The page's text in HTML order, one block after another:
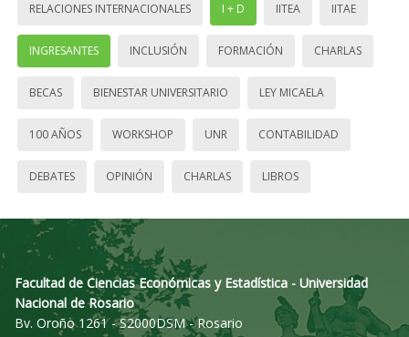
RELACIONES INTERNACIONALES I + D IITEA IITAE
INGRESANTES INCLUSIÓN FORMACIÓN CHARLAS
BECAS BIENESTAR UNIVERSITARIO LEY MICAELA
100 AÑOS WORKSHOP UNR CONTABILIDAD
DEBATES OPINIÓN CHARLAS LIBROS
Facultad de Ciencias Económicas y Estadística - Universidad
Nacional de Rosario
Bv. Oroño 1261 - S2000DSM - Rosario